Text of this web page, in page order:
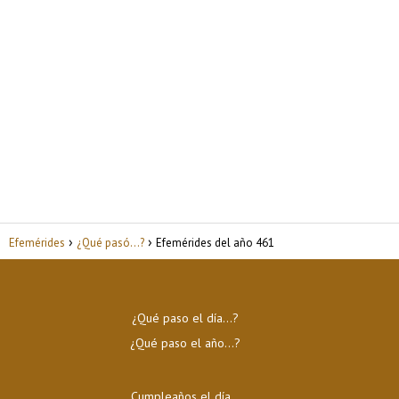
Efemérides ¿Qué pasó...? Efemérides del año 461
¿Qué paso el día…?
¿Qué paso el año…?